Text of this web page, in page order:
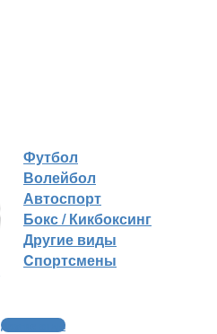
Футбол
Волейбол
Автоспорт
Бокс / Кикбоксинг
Другие виды
Cпортсмены
Другие виды